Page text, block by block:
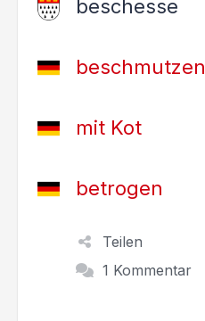
beschesse
beschmutzen
mit Kot
betrogen
Teilen
1 Kommentar